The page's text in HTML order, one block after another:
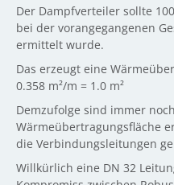
Der Dampfverteiler sollte
bei der vorangegangenen
ermittelt wurde.
Das erzeugt eine
0.358 m²/m = 1.0 m²
Demzufolge sind immer
Wärmeübertragungsfläche
die Verbindungsleitungen
Willkürlich eine DN 32